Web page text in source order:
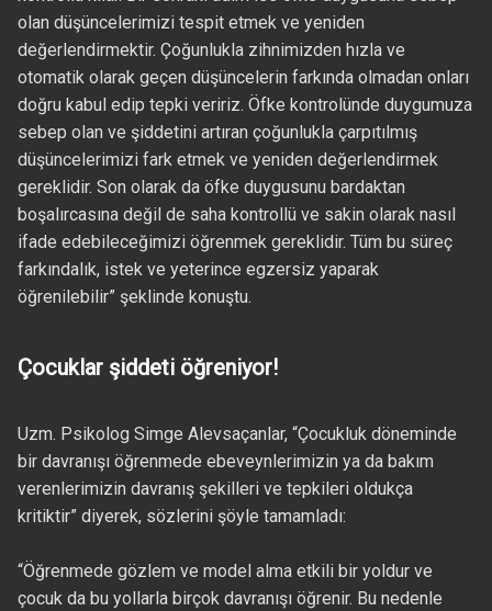
olan düşüncelerimizi tespit etmek ve yeniden
değerlendirmektir. Çoğunlukla zihnimizden hızla ve
otomatik olarak geçen düşüncelerin farkında olmadan onları
doğru kabul edip tepki veririz. Öfke kontrolünde duygumuza
sebep olan ve şiddetini artıran çoğunlukla çarpıtılmış
düşüncelerimizi fark etmek ve yeniden değerlendirmek
gereklidir. Son olarak da öfke duygusunu bardaktan
boşalırcasına değil de saha kontrollü ve sakin olarak nasıl
ifade edebileceğimizi öğrenmek gereklidir. Tüm bu süreç
farkındalık, istek ve yeterince egzersiz yaparak
öğrenilebilir” şeklinde konuştu.
Çocuklar şiddeti öğreniyor!
Uzm. Psikolog Simge Alevsaçanlar, “Çocukluk döneminde
bir davranışı öğrenmede ebeveynlerimizin ya da bakım
verenlerimizin davranış şekilleri ve tepkileri oldukça
kritiktir” diyerek, sözlerini şöyle tamamladı:
“Öğrenmede gözlem ve model alma etkili bir yoldur ve
çocuk da bu yollarla birçok davranışı öğrenir. Bu nedenle